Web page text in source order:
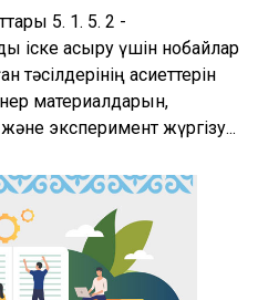
5. 1. 5. 2 -
іске асыру үшін нобайлар
қасиеттерін
материалдарын,
эксперимент жүргізу...